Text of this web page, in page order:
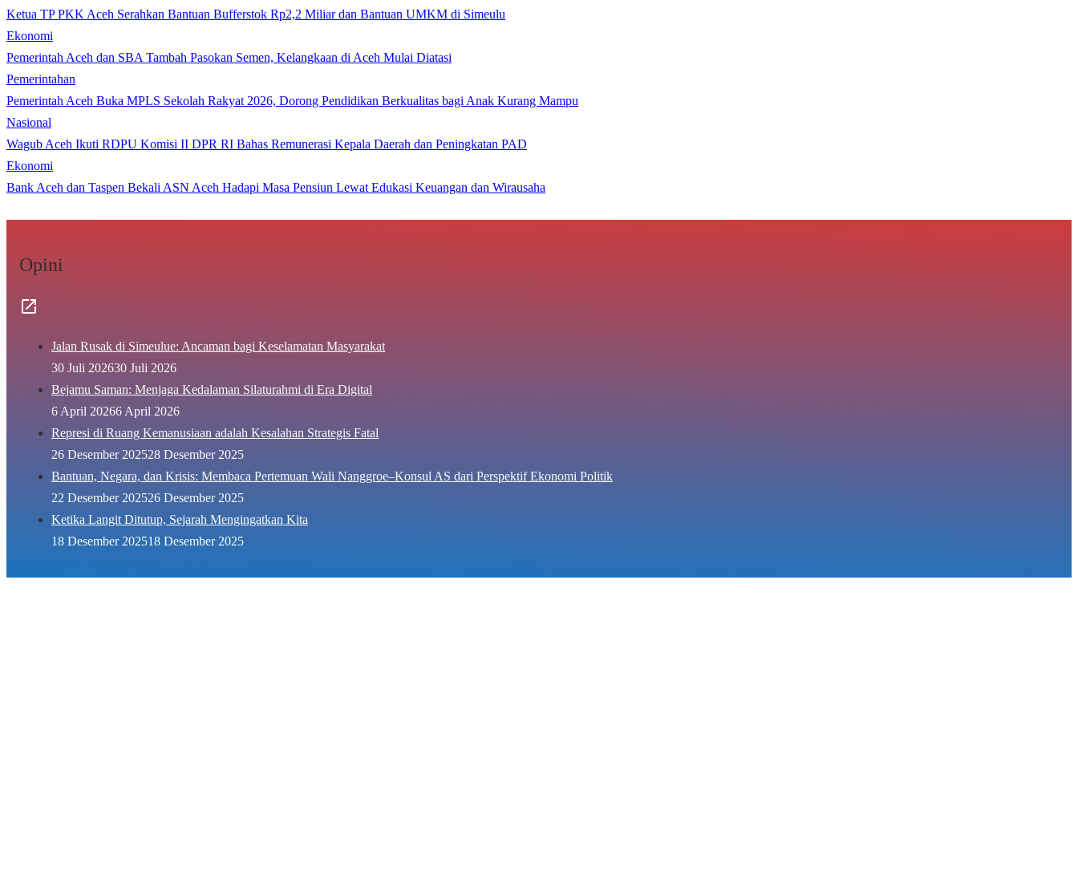
Ketua TP PKK Aceh Serahkan Bantuan Bufferstok Rp2,2 Miliar dan Bantuan UMKM di Simeulu
Ekonomi
Pemerintah Aceh dan SBA Tambah Pasokan Semen, Kelangkaan di Aceh Mulai Diatasi
Pemerintahan
Pemerintah Aceh Buka MPLS Sekolah Rakyat 2026, Dorong Pendidikan Berkualitas bagi Anak Kurang Mampu
Nasional
Wagub Aceh Ikuti RDPU Komisi II DPR RI Bahas Remunerasi Kepala Daerah dan Peningkatan PAD
Ekonomi
Bank Aceh dan Taspen Bekali ASN Aceh Hadapi Masa Pensiun Lewat Edukasi Keuangan dan Wirausaha
Opini
Jalan Rusak di Simeulue: Ancaman bagi Keselamatan Masyarakat
30 Juli 202630 Juli 2026
Bejamu Saman: Menjaga Kedalaman Silaturahmi di Era Digital
6 April 20266 April 2026
Represi di Ruang Kemanusiaan adalah Kesalahan Strategis Fatal
26 Desember 202528 Desember 2025
Bantuan, Negara, dan Krisis: Membaca Pertemuan Wali Nanggroe–Konsul AS dari Perspektif Ekonomi Politik
22 Desember 202526 Desember 2025
Ketika Langit Ditutup, Sejarah Mengingatkan Kita
18 Desember 202518 Desember 2025